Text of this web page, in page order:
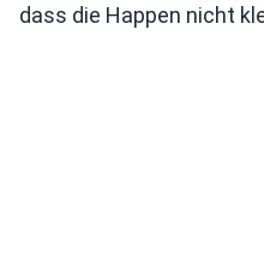
dass die Happen nicht